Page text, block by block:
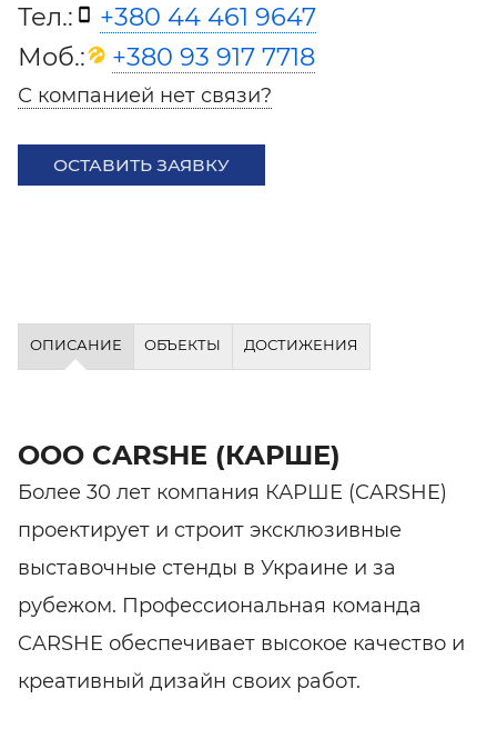
Тел.:
+380 44 461 9647
Моб.:
+380 93 917 7718
С компанией нет связи?
ОСТАВИТЬ ЗАЯВКУ
ОПИСАНИЕ ОБЪЕКТЫ ДОСТИЖЕНИЯ
ООО CARSHE (КАРШЕ)
Более 30 лет компания КАРШЕ (CARSHE)
проектирует и строит эксклюзивные
выставочные стенды в Украине и за
рубежом. Профессиональная команда
CARSHE обеспечивает высокое качество и
креативный дизайн своих работ.